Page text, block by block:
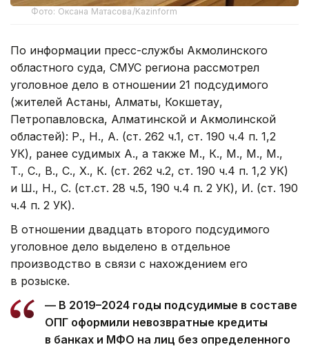
Фото: Оксана Матасова/Kazinform
По информации пресс-службы Акмолинского
областного суда, СМУС региона рассмотрел
уголовное дело в отношении 21 подсудимого
(жителей Астаны, Алматы, Кокшетау,
Петропавловска, Алматинской и Акмолинской
областей): Р., Н., А. (ст. 262 ч.1, ст. 190 ч.4 п. 1,2
УК), ранее судимых А., а также М., К., М., М., М.,
Т., С., В., С., Х., К. (ст. 262 ч.2, ст. 190 ч.4 п. 1,2 УК)
и Ш., Н., С. (ст.ст. 28 ч.5, 190 ч.4 п. 2 УК), И. (ст. 190
ч.4 п. 2 УК).
В отношении двадцать второго подсудимого
уголовное дело выделено в отдельное
производство в связи с нахождением его
в розыске.
— В 2019–2024 годы подсудимые в составе
ОПГ оформили невозвратные кредиты
в банках и МФО на лиц без определенного